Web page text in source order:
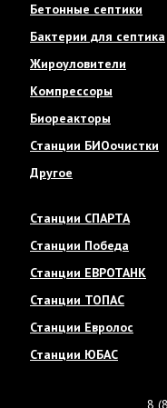
Бетонные септики
Бактерии для септика
Жироуловители
Компрессоры
Биореакторы
Станции БИОочистки
Другое
Станции СПАРТА
Станции Победа
Станции ЕВРОТАНК
Станции ТОПАС
Станции Евролос
Станции ЮБАС